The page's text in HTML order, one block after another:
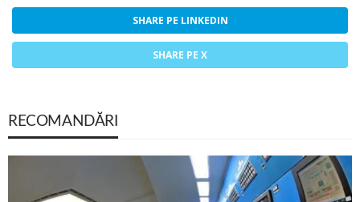
SHARE PE LINKEDIN
SHARE PE X
RECOMANDĂRI